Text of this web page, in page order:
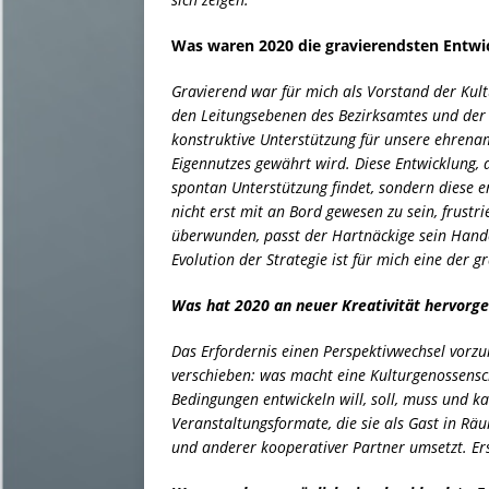
Was waren 2020 die gravierendsten
Gravierend war für mich als Vorstand der
den Leitungsebenen des Bezirksamtes und
konstruktive Unterstützung für unsere
Eigennutzes gewährt wird. Diese
spontan Unterstützung findet, sondern diese
nicht erst mit an Bord gewesen zu sein,
überwunden, passt der Hartnäckige sein
Evolution der Strategie ist für mich eine der
Was hat 2020 an neuer Kreativität
Das Erfordernis einen Perspektivwechsel
verschieben: was macht eine
Bedingungen entwickeln will, soll, muss und
Veranstaltungsformate, die sie als Gast in
und anderer kooperativer Partner umsetzt.